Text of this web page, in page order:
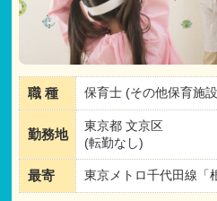
職 種 保育士 (その他保育施
勤務地
東京都 文京区
(転勤なし)
最寄 東京メトロ千代田線「